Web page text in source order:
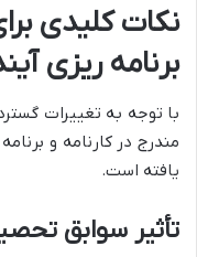
نکات کلیدی
برنامه ریزی
با توجه به تغییرات
مندرج در کارنامه و
یافته است.
تأثیر سوابق